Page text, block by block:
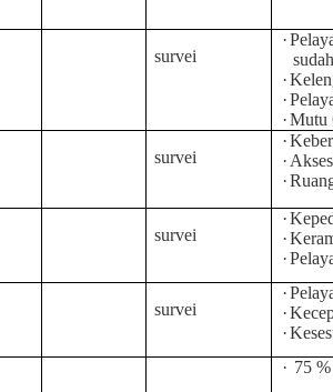
survei
·
sudah
·
·
· Mutu
survei
·
·
·
survei
·
·
·
survei
·
·
·
· 75